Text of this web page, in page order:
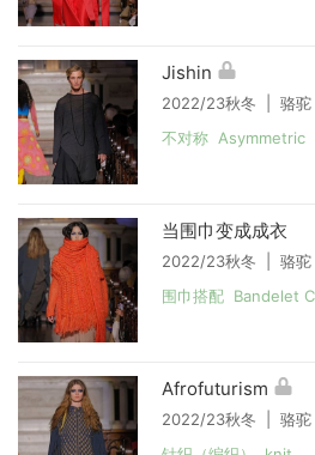
Jishin
2022/23秋冬 | 骆驼
不对称 Asymmetric
当围巾变成成衣
2022/23秋冬 | 骆驼
围巾搭配 Bandelet
Afrofuturism
2022/23秋冬 | 骆驼